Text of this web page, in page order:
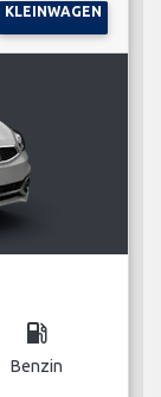
KLEINWAGEN
local_gas_station
Benzin